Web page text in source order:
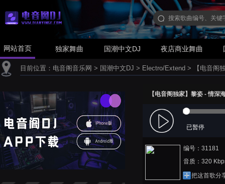
网站首页 独家舞曲 国潮中文DJ 夜店商业舞曲
目前位置： 电音阁音乐网 > 国潮中文DJ > Electro/Extend > 【电音阁
【电音阁独家】黎姿 - 情
已暂停
编号：31181
音质：320
把这首歌分